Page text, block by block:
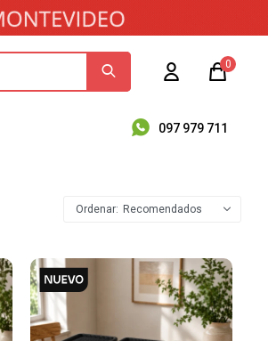
097 979 711
0
Recomendados